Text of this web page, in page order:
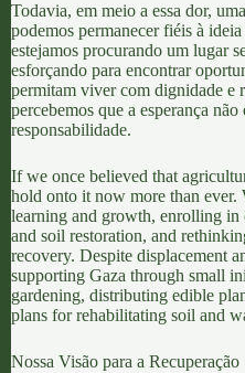
Todavia, em meio a essa dor,
podemos permanecer fiéis à
estejamos procurando um lugar
esforçando para encontrar
permitam viver com dignidade e
percebemos que a esperança
responsabilidade.
If we once believed that
hold onto it now more than ever.
learning and growth, enrolling in
and soil restoration, and
recovery. Despite displacement
supporting Gaza through small
gardening, distributing edible
plans for rehabilitating soil and
Nossa Visão para a Recuperação